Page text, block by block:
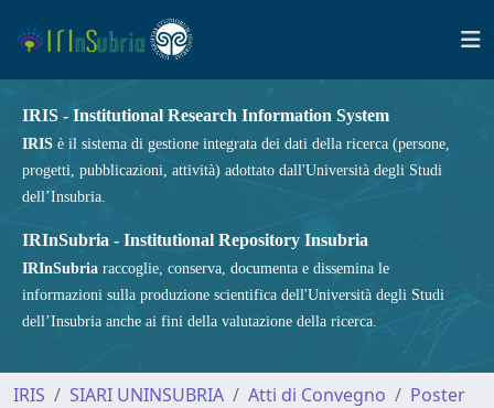
IRIS - Institutional Research Information System
IRIS è il sistema di gestione integrata dei dati della ricerca (persone,
progetti, pubblicazioni, attività) adottato dall'Università degli Studi
dell’Insubria.
IRInSubria - Institutional Repository Insubria
IRInSubria raccoglie, conserva, documenta e dissemina le
informazioni sulla produzione scientifica dell'Università degli Studi
dell’Insubria anche ai fini della valutazione della ricerca.
IRIS SIARI UNINSUBRIA Atti di Convegno Poster